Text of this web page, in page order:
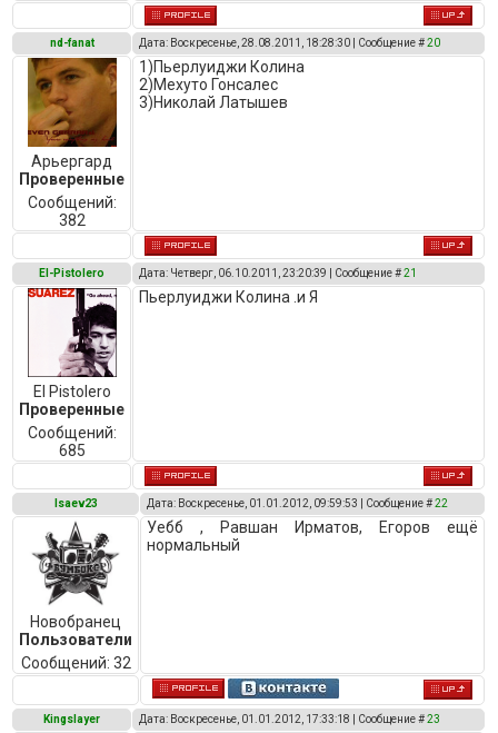
nd-fanat Дата: Воскресенье, 28.08.2011, 18:28:30 | Сообщение #20
Арьергард
Проверенные
Сообщений:
382
1)Пьерлуиджи Колина
2)Мехуто Гонсалес
3)Николай Латышев
El-Pistolero Дата: Четверг, 06.10.2011, 23:20:39 | Сообщение #21
El Pistolero
Проверенные
Сообщений:
685
Пьерлуиджи Колина .и Я
Isaev23 Дата: Воскресенье, 01.01.2012, 09:59:53 | Сообщение #22
Новобранец
Пользователи
Сообщений: 32
Уебб , Равшан Ирматов, Егоров ещё
нормальный
Kingslayer Дата: Воскресенье, 01.01.2012, 17:33:18 | Сообщение #23